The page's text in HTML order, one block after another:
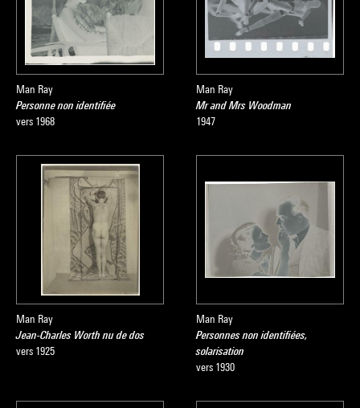
Man Ray
Personne non identifiée
vers 1968
Man Ray
Mr and Mrs Woodman
1947
Man Ray
Jean-Charles Worth nu de dos
vers 1925
Man Ray
Personnes non identifiées,
solarisation
vers 1930